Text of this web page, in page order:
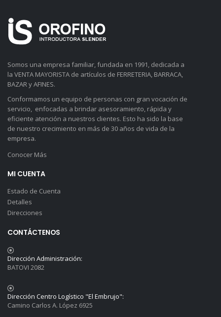
Somos una empresa familiar, fundada en 1991, dedicada a
la VENTA MAYORISTA de artículos de FERRETERIA, BARRACA,
BAZAR y AFINES.
Conformamos un equipo de personas con gran vocación de
servicio, enfocadas a brindar asesoramiento, rápida y
eficiente atención a nuestros clientes. Esto ha sido la base
de nuestro crecimiento en más de 30 años de vida de la
empresa.
Conocer Más
MI CUENTA
Estado de Cuenta
Detalles
Direcciones
CONTÁCTENOS
Dirección Administración:
BATOVI 2082
Dirección Centro Logístico "El Embrujo":
Camino Carlos A. López 6925